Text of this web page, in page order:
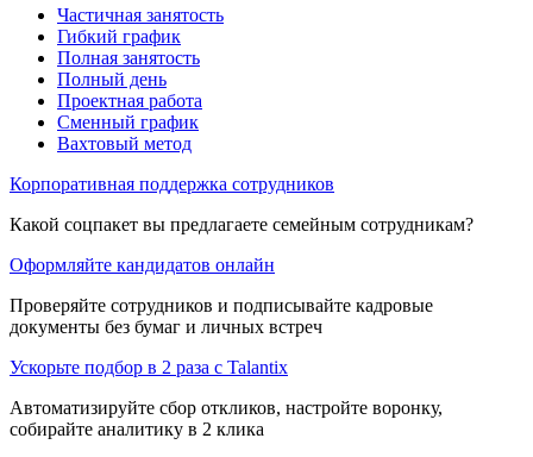
Частичная занятость
Гибкий график
Полная занятость
Полный день
Проектная работа
Сменный график
Вахтовый метод
Корпоративная поддержка сотрудников
Какой соцпакет вы предлагаете семейным сотрудникам?
Оформляйте кандидатов онлайн
Проверяйте сотрудников и подписывайте кадровые
документы без бумаг и личных встреч
Ускорьте подбор в 2 раза с Talantix
Автоматизируйте сбор откликов, настройте воронку,
собирайте аналитику в 2 клика